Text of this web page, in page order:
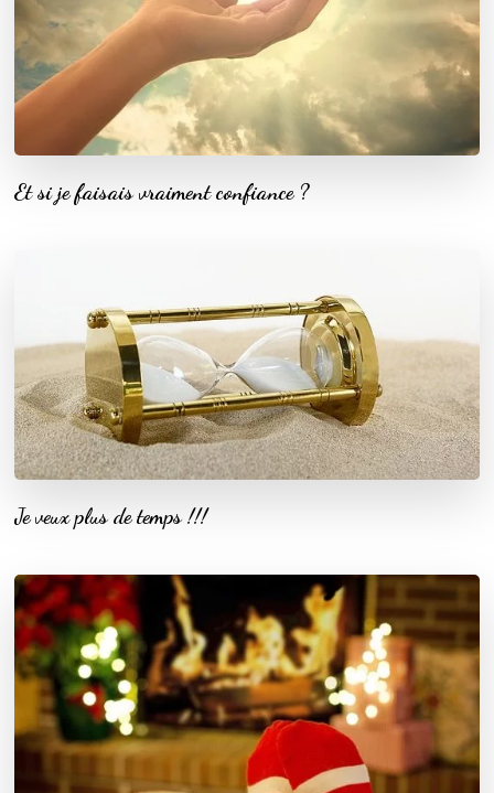
Et si je faisais vraiment confiance ?
Je veux plus de temps !!!